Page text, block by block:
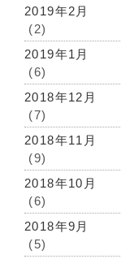
2019年2月
(2)
2019年1月
(6)
2018年12月
(7)
2018年11月
(9)
2018年10月
(6)
2018年9月
(5)